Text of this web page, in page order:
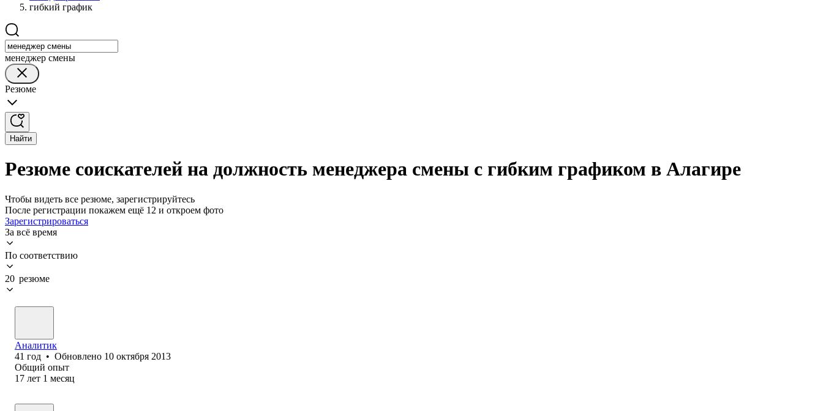
гибкий график
менеджер смены
Резюме
Найти
Резюме соискателей на должность менеджера смены с гибким графиком в Алагире
Чтобы видеть все резюме, зарегистрируйтесь
После регистрации покажем ещё 12 и откроем фото
Зарегистрироваться
За всё время
По соответствию
20 резюме
Аналитик
41 год • Обновлено 10 октября 2013
Общий опыт
17 лет 1 месяц